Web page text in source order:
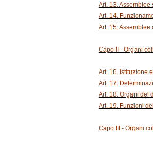
Art. 13. Assemblee
Art. 14.
Art. 15. Assemblee
Capo II - Organi
Art. 16. Istituzione
Art. 17.
Art. 18. Organi del
Art. 19. Funzioni
Capo III - Organi